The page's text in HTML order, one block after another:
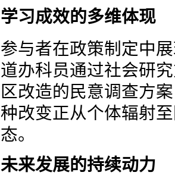
学习成效的多维体现
参与者在政策制定中
道办科员通过社会研
区改造的民意调查方
种改变正从个体辐射
态。
未来发展的持续动力